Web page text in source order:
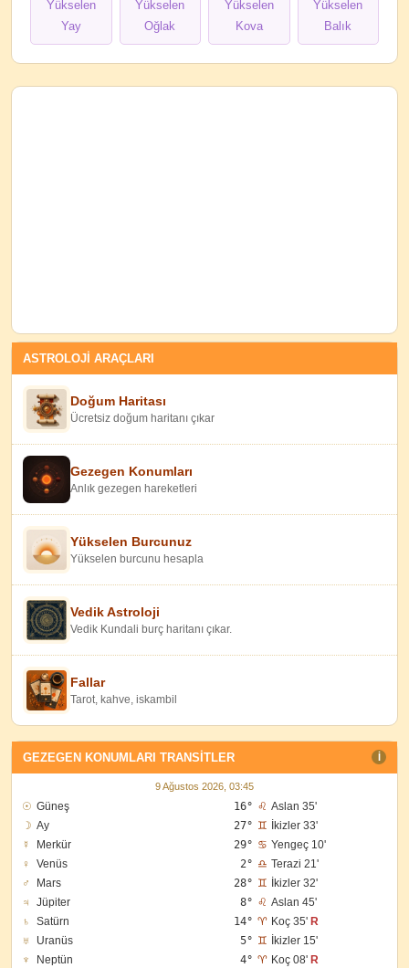
Yükselen
Yay
Yükselen
Oğlak
Yükselen
Kova
Yükselen
Balık
ASTROLOJİ ARAÇLARI
Doğum Haritası
Ücretsiz doğum haritanı çıkar
Gezegen Konumları
Anlık gezegen hareketleri
Yükselen Burcunuz
Yükselen burcunu hesapla
Vedik Astroloji
Vedik Kundali burç haritanı çıkar.
Fallar
Tarot, kahve, iskambil
GEZEGEN KONUMLARI TRANSITLER
9 Ağustos 2026, 03:45
☉ Güneş 16° ♌ Aslan 35'
☽ Ay 27° ♊ İkizler 33'
☿
Merkür 29° ♋ Yengeç 10'
♀
Venüs 2° ♎ Terazi 21'
♂
Mars 28° ♊ İkizler 32'
♃
Jüpiter 8° ♌ Aslan 45'
♄
Satürn 14° ♈ Koç 35' R
♅
Uranüs 5° ♊ İkizler 15'
♆
Neptün 4° ♈ Koç 08' R